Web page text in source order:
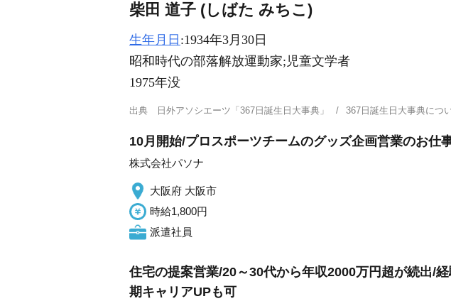
柴田 道子 (しばた みちこ)
生年月日 :1934年3月30日
昭和時代の部落解放運動家;児童文学者
1975年没
出典 日外アソシエーツ「367日誕生日大事典」 367日誕生日大事典に
10月開始/プロスポーツチームのグッズ企画営業のお仕
株式会社パソナ
大阪府 大阪市
時給1,800円
派遣社員
住宅の提案営業/20～30代から年収2000万円超が続出/
期キャリアUPも可